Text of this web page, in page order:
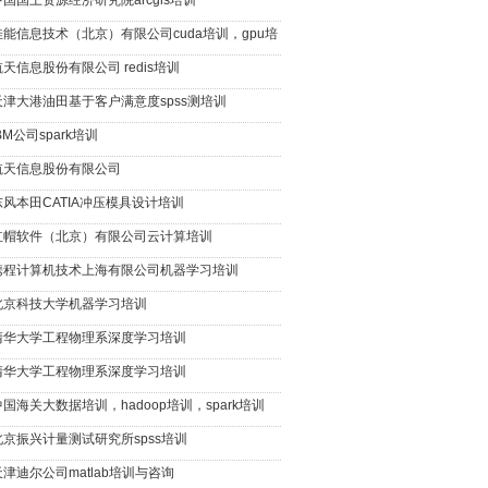
能信息技术（北京）有限公司cuda培训，gpu培
天信息股份有限公司 redis培训
津大港油田基于客户满意度spss测培训
公司spark培训
天信息股份有限公司
风本田CATIA冲压模具设计培训
帽软件（北京）有限公司云计算培训
程计算机技术上海有限公司机器学习培训
京科技大学机器学习培训
华大学工程物理系深度学习培训
华大学工程物理系深度学习培训
国海关大数据培训，hadoop培训，spark培训
京振兴计量测试研究所spss培训
津迪尔公司matlab培训与咨询